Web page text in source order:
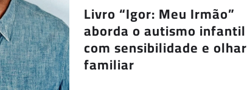
Livro “Igor: Meu Irmão”
aborda o autismo infantil
com sensibilidade e olhar
familiar